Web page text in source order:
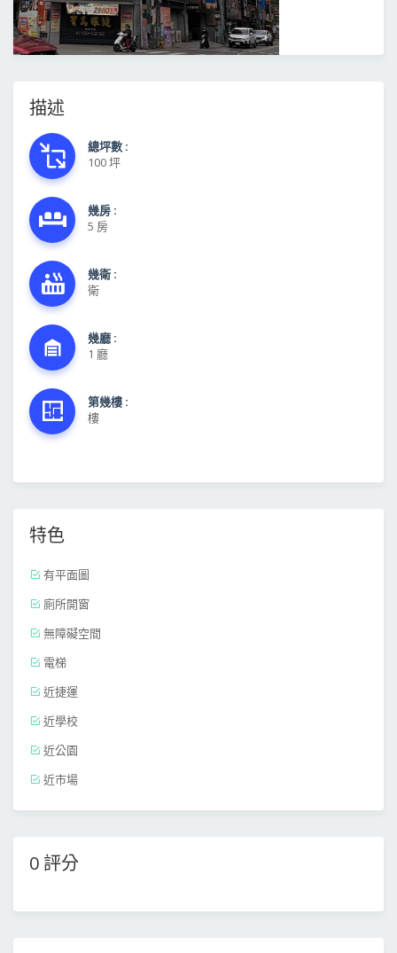
描述
總坪數 :
100 坪
幾房 :
5 房
幾衛 :
衛
幾廳 :
1 廳
第幾樓 :
樓
特色
有平面圖
廁所開窗
無障礙空間
電梯
近捷運
近學校
近公園
近市場
0 評分